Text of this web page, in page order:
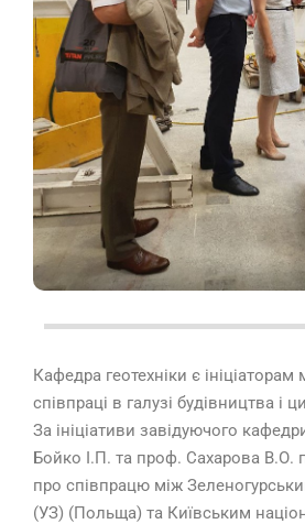
Кафедра геотехніки є ініціаторам
співпраці в галузі будівництва і
За ініціативи завідуючого
Бойко І.П. та проф. Сахарова В.О.
про співпрацю між
(УЗ) (Польща) та Київським